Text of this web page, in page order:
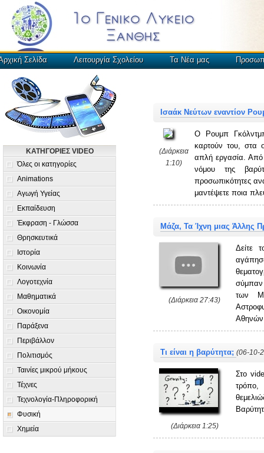
Σελίδα Λειτουργία Σχολείου Τα Νέα μας
ΚΑΤΗΓΟΡΙΕΣ VIDEO
Όλες οι κατηγορίες
Animations
Αγωγή Υγείας
Εκπαίδευση
Έκφραση - Γλώσσα
Θρησκευτικά
Ιστορία
Κοινωνία
Λογοτεχνία
Μαθηματικά
Οικονομία
Παράξενα
Περιβάλλον
Πολιτισμός
Ταινίες μικρού μήκους
Τέχνες
Τεχνολογία-Πληροφορική
Φυσική
Χημεία
Ισαάκ Νεύτων εναντίον
(Διάρκεια
1:10)
Ο Ρουμπ
καρτούν του, στα
απλή εργασία. Από
νόμου της
προσωπικότητες
μαντέψετε ποια
Μάζα, Τα Ίχνη μιας Άλλης
(Διάρκεια 27:43)
Δείτε
των Μ.
Τι είναι η βαρύτητα; (06-10-
(Διάρκεια 1:25)
Στο